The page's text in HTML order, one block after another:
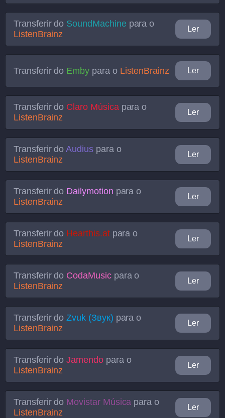
Transferir do SoundMachine para o
ListenBrainz
Ler
Transferir do Emby para o ListenBrainz Ler
Transferir do Claro Músicapara o
ListenBrainz
Ler
Transferir doAudiuspara o
ListenBrainz
Ler
Transferir do Dailymotion para o
ListenBrainz
Ler
Transferir do Hearthis.atpara o
ListenBrainz
Ler
Transferir do CodaMusicpara o
ListenBrainz
Ler
Transferir doZvuk (Звук) para o
ListenBrainz
Ler
Transferir doJamendopara o
ListenBrainz
Ler
Transferir do Movistar Música para o
ListenBrainz
Ler